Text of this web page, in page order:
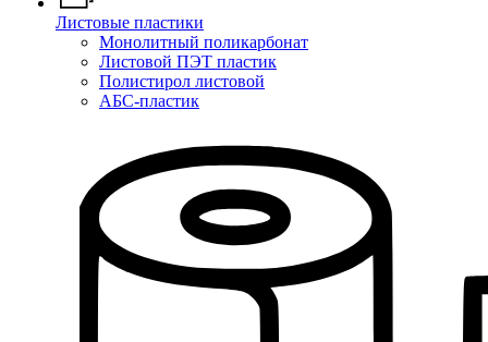
Листовые пластики
Монолитный поликарбонат
Листовой ПЭТ пластик
Полистирол листовой
АБС-пластик